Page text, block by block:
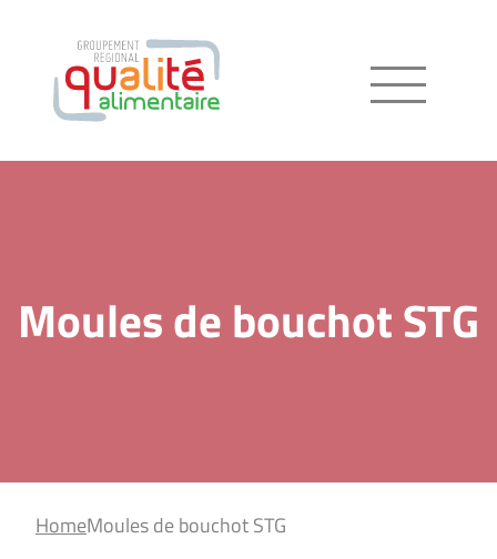
Menu
Moules de bouchot STG
HomeMoules de bouchot STG